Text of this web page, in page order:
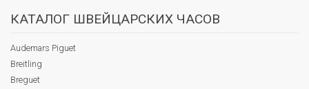
КАТАЛОГ ШВЕЙЦАРСКИХ ЧАСОВ
Audemars Piguet
Breitling
Breguet